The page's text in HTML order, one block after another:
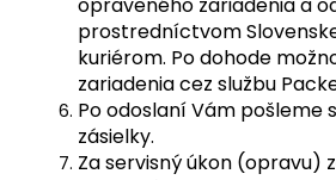
prostredníctvom
kuriérom. Po dohode
zariadenia cez službu
Po odoslaní Vám pošleme
zásielky.
Za servisný úkon (opravu)